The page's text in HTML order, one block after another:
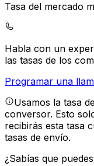
Tasa del mercado
Habla con un
las tasas de los
Programar una
Usamos la tasa
conversor. Esto
recibirás esta tasa
tasas de envío.
¿Sabías que